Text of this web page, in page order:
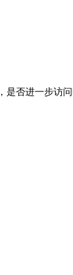
是否进一步访问